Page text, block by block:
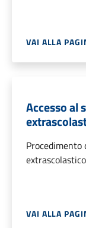
VAI ALLA
Accesso al
Procedimento
VAI ALLA